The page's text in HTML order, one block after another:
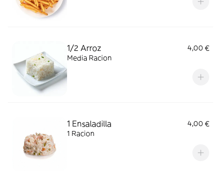
1/2 Arroz
4,00 €
Media Racion
1 Ensaladilla
4,00 €
1 Racion